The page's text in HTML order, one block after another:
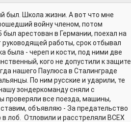
был. Школа жизни. А вот что мне
войну членом, потом
арестован в Германии, поехал на
работы, срок отбывал
была - череп и кости, под ними две
кого не допустили к защите
нашего Паулюса в Сталинграде
По ним русские и ударили, те
зондеркоманду сняли с
проверяли все поезда, машины,
объявляю - За предательство
лоб. Отловили и расстреляли ВСЕХ